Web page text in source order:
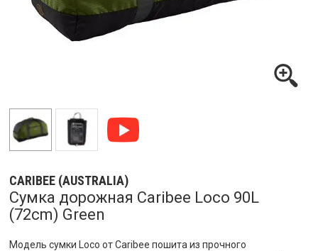
CARIBEE (AUSTRALIA)
Сумка дорожная Caribee Loco 90L
(72cm) Green
Модель сумки Loco от Caribee пошита из прочного